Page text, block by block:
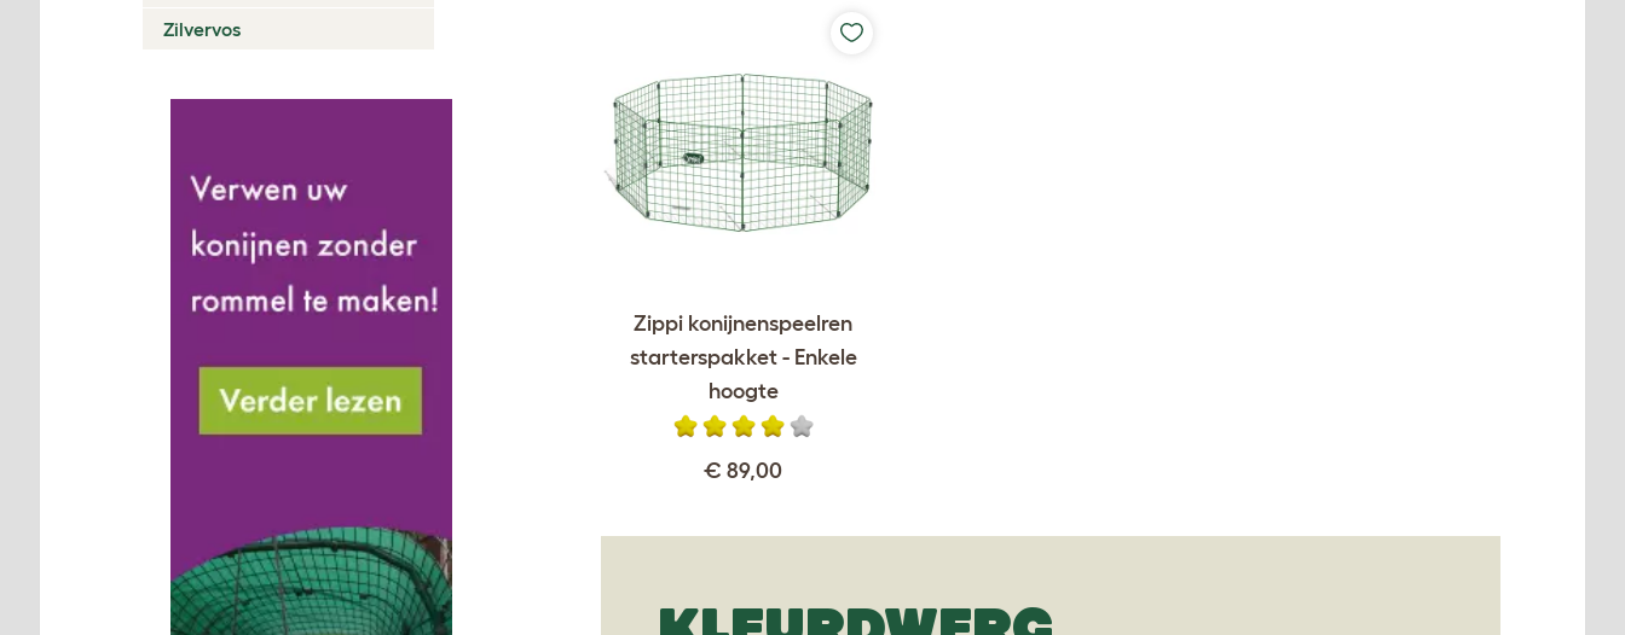
Zilvervos
Zippi konijnenspeelren
starterspakket - Enkele
hoogte
€ 89,00